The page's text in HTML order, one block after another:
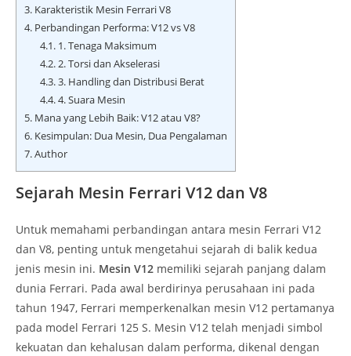
3. Karakteristik Mesin Ferrari V8
4. Perbandingan Performa: V12 vs V8
4.1.1. Tenaga Maksimum
4.2.2. Torsi dan Akselerasi
4.3.3. Handling dan Distribusi Berat
4.4.4. Suara Mesin
5. Mana yang Lebih Baik: V12 atau V8?
6. Kesimpulan: Dua Mesin, Dua Pengalaman
7.Author
Sejarah Mesin Ferrari V12 dan V8
Untuk memahami perbandingan antara mesin Ferrari V12
dan V8, penting untuk mengetahui sejarah di balik kedua
jenis mesin ini. Mesin V12 memiliki sejarah panjang dalam
dunia Ferrari. Pada awal berdirinya perusahaan ini pada
tahun 1947, Ferrari memperkenalkan mesin V12 pertamanya
pada model Ferrari 125 S. Mesin V12 telah menjadi simbol
kekuatan dan kehalusan dalam performa, dikenal dengan